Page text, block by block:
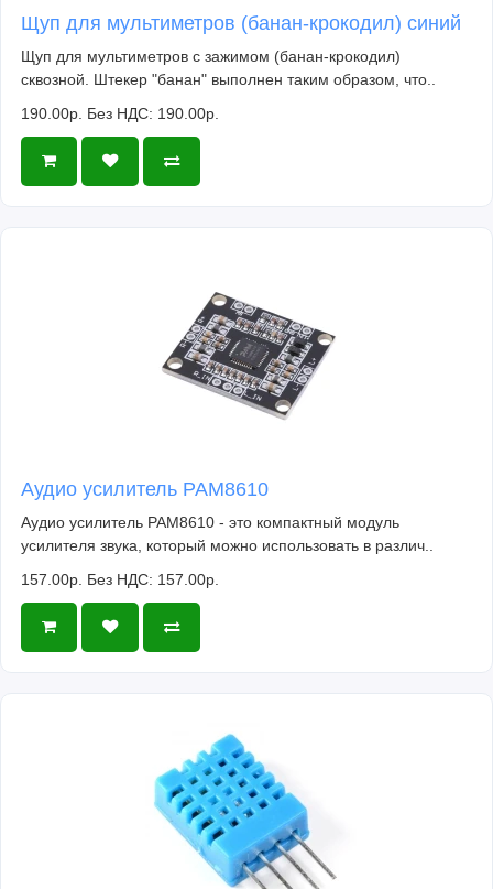
Щуп для мультиметров (банан-крокодил) синий
Щуп для мультиметров с зажимом (банан-крокодил)
сквозной. Штекер "банан" выполнен таким образом, что..
190.00р. Без НДС: 190.00р.
Аудио усилитель PAM8610
Аудио усилитель PAM8610 - это компактный модуль
усилителя звука, который можно использовать в различ..
157.00р. Без НДС: 157.00р.